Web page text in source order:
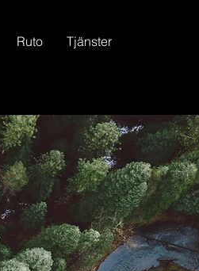
Ruto‎ Tjänster